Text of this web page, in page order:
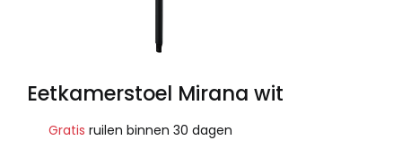
Eetkamerstoel Mirana wit
Gratis ruilen binnen 30 dagen